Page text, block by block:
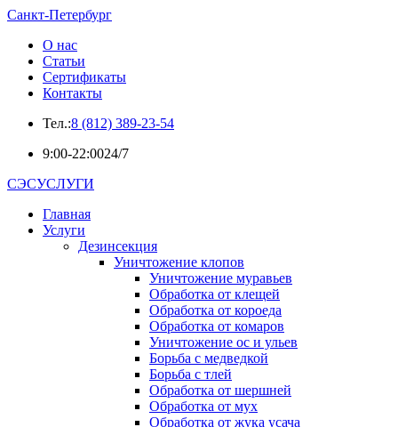
Санкт-Петербург
О нас
Статьи
Сертификаты
Контакты
Тел.:8 (812) 389-23-54
9:00-22:0024/7
СЭСУСЛУГИ
Главная
Услуги
Дезинсекция
Уничтожение клопов
Уничтожение муравьев
Обработка от клещей
Обработка от короеда
Обработка от комаров
Уничтожение ос и ульев
Борьба с медведкой
Борьба с тлей
Обработка от шершней
Обработка от мух
Обработка от жука усача